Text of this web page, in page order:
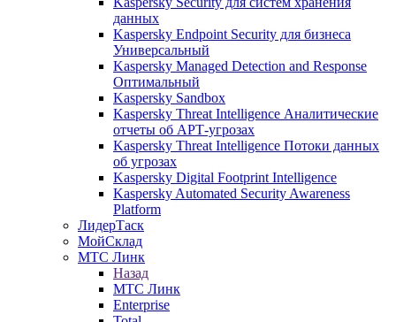
данных
Kaspersky Endpoint Security для бизнеса
Универсальный
Kaspersky Managed Detection and Response
Оптимальный
Kaspersky Sandbox
Kaspersky Threat Intelligence Аналитические
отчеты об АРТ-угрозах
Kaspersky Threat Intelligence Потоки данных
об угрозах
Kaspersky Digital Footprint Intelligence
Kaspersky Automated Security Awareness
Platform
ЛидерТаск
МойСклад
МТС Линк
Назад
МТС Линк
Enterprise